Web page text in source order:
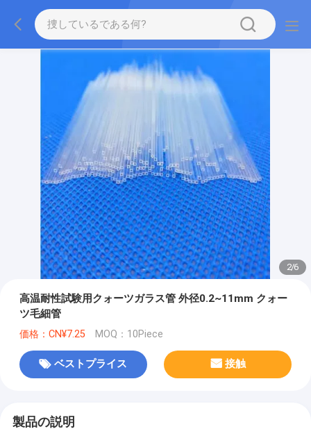
2/6
高温耐性試験用クォーツガラス管 外径0.2~11mm クォー
ツ毛細管
価格：CN¥7.25 MOQ：10Piece
ベストプライス 接触
製品の説明